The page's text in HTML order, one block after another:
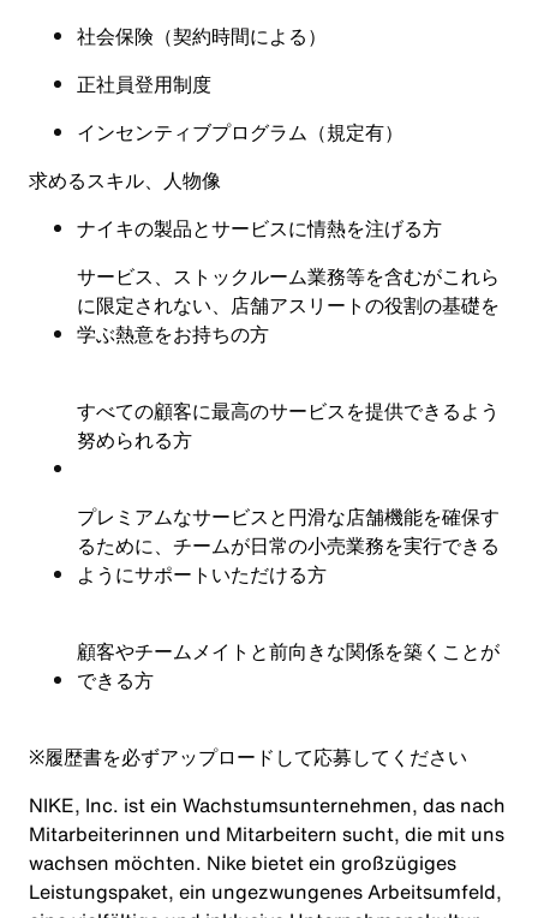
社会保険 （契約時間による）
正社員登用制度
インセンティブプログラム（規定有）
求めるスキル、人物像
ナイキの製品とサービスに情熱を注げる方
サービス、ストックルーム業務等を含むがこれら
に限定されない、店舗アスリートの役割の基礎を
学ぶ熱意をお持ちの方
すべての顧客に最高のサービスを提供できるよう
努められる方
プレミアムなサービスと円滑な店舗機能を確保す
るために、チームが日常の小売業務を実行できる
ようにサポートいただける方
顧客やチームメイトと前向きな関係を築くことが
できる方
※履歴書を必ずアップロードして応募してください
NIKE, Inc. ist ein Wachstumsunternehmen, das nach
Mitarbeiterinnen und Mitarbeitern sucht, die mit uns
wachsen möchten. Nike bietet ein großzügiges
Leistungspaket, ein ungezwungenes Arbeitsumfeld,